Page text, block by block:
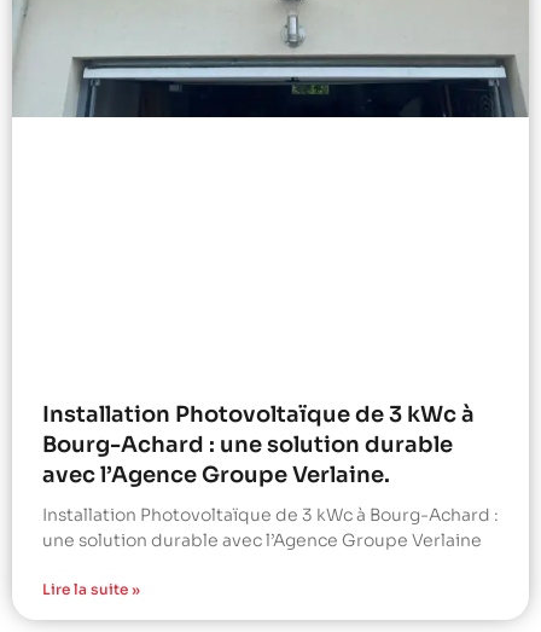
Installation Photovoltaïque de 3 kWc à
Bourg-Achard : une solution durable
avec l’Agence Groupe Verlaine.
Installation Photovoltaïque de 3 kWc à Bourg-Achard :
une solution durable avec l’Agence Groupe Verlaine
Lire la suite »